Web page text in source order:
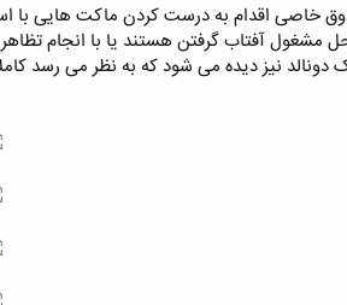
خاصی اقدام به درست کردن ماکت هایی با
آفتاب گرفتن هستند یا با انجام
دونالد نیز دیده می شود که به نظر می رسد